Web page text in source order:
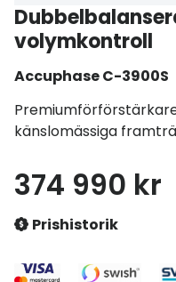
volymkontroll
AccuphaseC-3900S
känslomässiga
374 990 kr
Prishistorik